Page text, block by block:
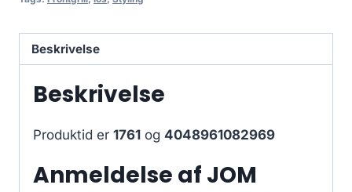
Beskrivelse
Beskrivelse
Produktid er 1761 og 4048961082969
Anmeldelse af JOM